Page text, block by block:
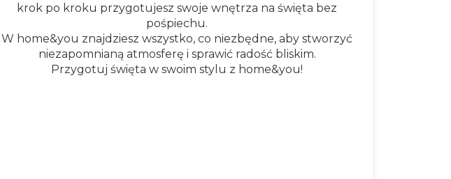
krok po kroku przygotujesz swoje wnętrza na święta bez
pośpiechu.
W home&you znajdziesz wszystko, co niezbędne, aby stworzyć
niezapomnianą atmosferę i sprawić radość bliskim.
Przygotuj święta w swoim stylu z home&you!